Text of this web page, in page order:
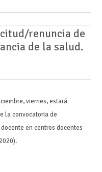
renuncia de
de la salud.
viernes, estará
la convocatoria de
en centros docentes